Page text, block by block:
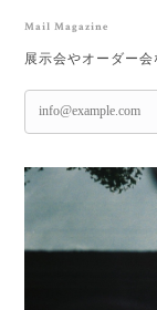
Mail Magazine
展示会やオーダー